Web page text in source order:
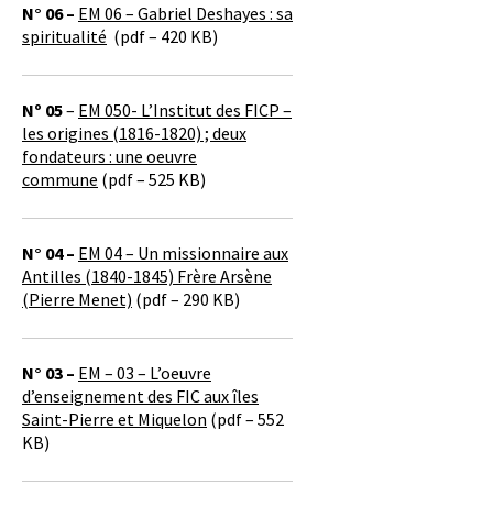
N° 06 – EM 06 – Gabriel Deshayes : sa
spiritualité (pdf – 420 KB)
Nº 05– EM 050- L’Institut des FICP –
les origines (1816-1820) ; deux
fondateurs : une oeuvre
commune (pdf – 525 KB)
N° 04 – EM 04 – Un missionnaire aux
Antilles (1840-1845) Frère Arsène
(Pierre Menet) (pdf – 290 KB)
N° 03 – EM – 03 – L’oeuvre
d’enseignement des FIC aux îles
Saint-Pierre et Miquelon (pdf – 552
KB)